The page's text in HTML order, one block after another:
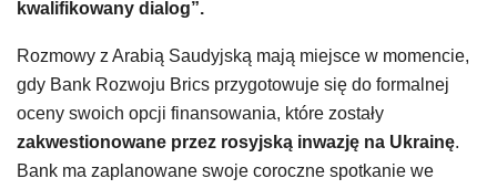
kwalifikowany dialog”.
Rozmowy z Arabią Saudyjską mają miejsce w momencie,
gdy Bank Rozwoju Brics przygotowuje się do formalnej
oceny swoich opcji finansowania, które zostały
zakwestionowane przez rosyjską inwazję na Ukrainę.
Bank ma zaplanowane swoje coroczne spotkanie we